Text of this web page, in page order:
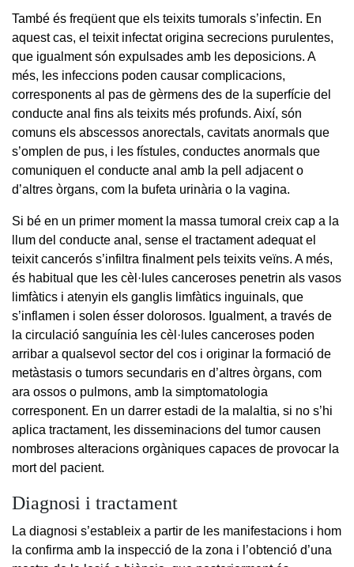
També és freqüent que els teixits tumorals s’infectin. En
aquest cas, el teixit infectat origina secrecions purulentes,
que igualment són expulsades amb les deposicions. A
més, les infeccions poden causar complicacions,
corresponents al pas de gèrmens des de la superfície del
conducte anal fins als teixits més profunds. Així, són
comuns els abscessos anorectals, cavitats anormals que
s’omplen de pus, i les fístules, conductes anormals que
comuniquen el conducte anal amb la pell adjacent o
d’altres òrgans, com la bufeta urinària o la vagina.
Si bé en un primer moment la massa tumoral creix cap a la
llum del conducte anal, sense el tractament adequat el
teixit cancerós s’infiltra finalment pels teixits veïns. A més,
és habitual que les cèl·lules canceroses penetrin als vasos
limfàtics i atenyin els ganglis limfàtics inguinals, que
s’inflamen i solen ésser dolorosos. Igualment, a través de
la circulació sanguínia les cèl·lules canceroses poden
arribar a qualsevol sector del cos i originar la formació de
metàstasis o tumors secundaris en d’altres òrgans, com
ara ossos o pulmons, amb la simptomatologia
corresponent. En un darrer estadi de la malaltia, si no s’hi
aplica tractament, les disseminacions del tumor causen
nombroses alteracions orgàniques capaces de provocar la
mort del pacient.
Diagnosi i tractament
La diagnosi s’estableix a partir de les manifestacions i hom
la confirma amb la inspecció de la zona i l’obtenció d’una